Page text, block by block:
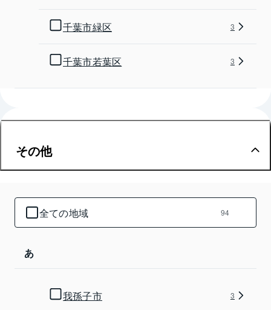
千葉市緑区 3
千葉市若葉区 3
その他
全ての地域 94
あ
我孫子市 3